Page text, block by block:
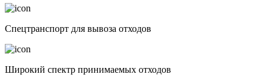
Спецтранспорт для вывоза отходов
Широкий спектр принимаемых отходов